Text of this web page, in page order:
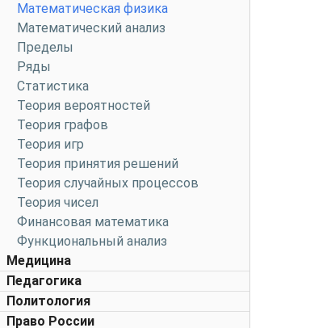
Математическая физика
Математический анализ
Пределы
Ряды
Статистика
Теория вероятностей
Теория графов
Теория игр
Теория принятия решений
Теория случайных процессов
Теория чисел
Финансовая математика
Функциональный анализ
Медицина
Педагогика
Политология
Право России